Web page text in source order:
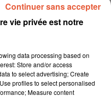
vie privée est notre
data processing based on
Store and/or access
to select advertising; Create
profiles to select personalised
Measure content
Continuer sans accepter